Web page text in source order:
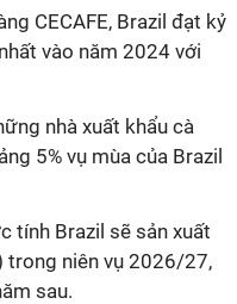
CECAFE, Brazil đạt kỷ
vào năm 2024 với
nhà xuất khẩu cà
5% vụ mùa của Brazil
tính Brazil sẽ sản xuất
trong niên vụ 2026/27,
sau.